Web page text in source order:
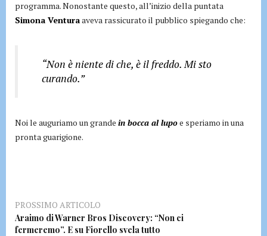
programma. Nonostante questo, all’inizio della puntata
Simona Venturaaveva rassicurato il pubblico spiegando che:
“Non è niente di che, è il freddo. Mi sto
curando.”
Noi le auguriamo un grande in bocca al lupoe speriamo in una
pronta guarigione.
PROSSIMO ARTICOLO
Araimo di Warner Bros Discovery: “Non ci
fermeremo”. E su Fiorello svela tutto